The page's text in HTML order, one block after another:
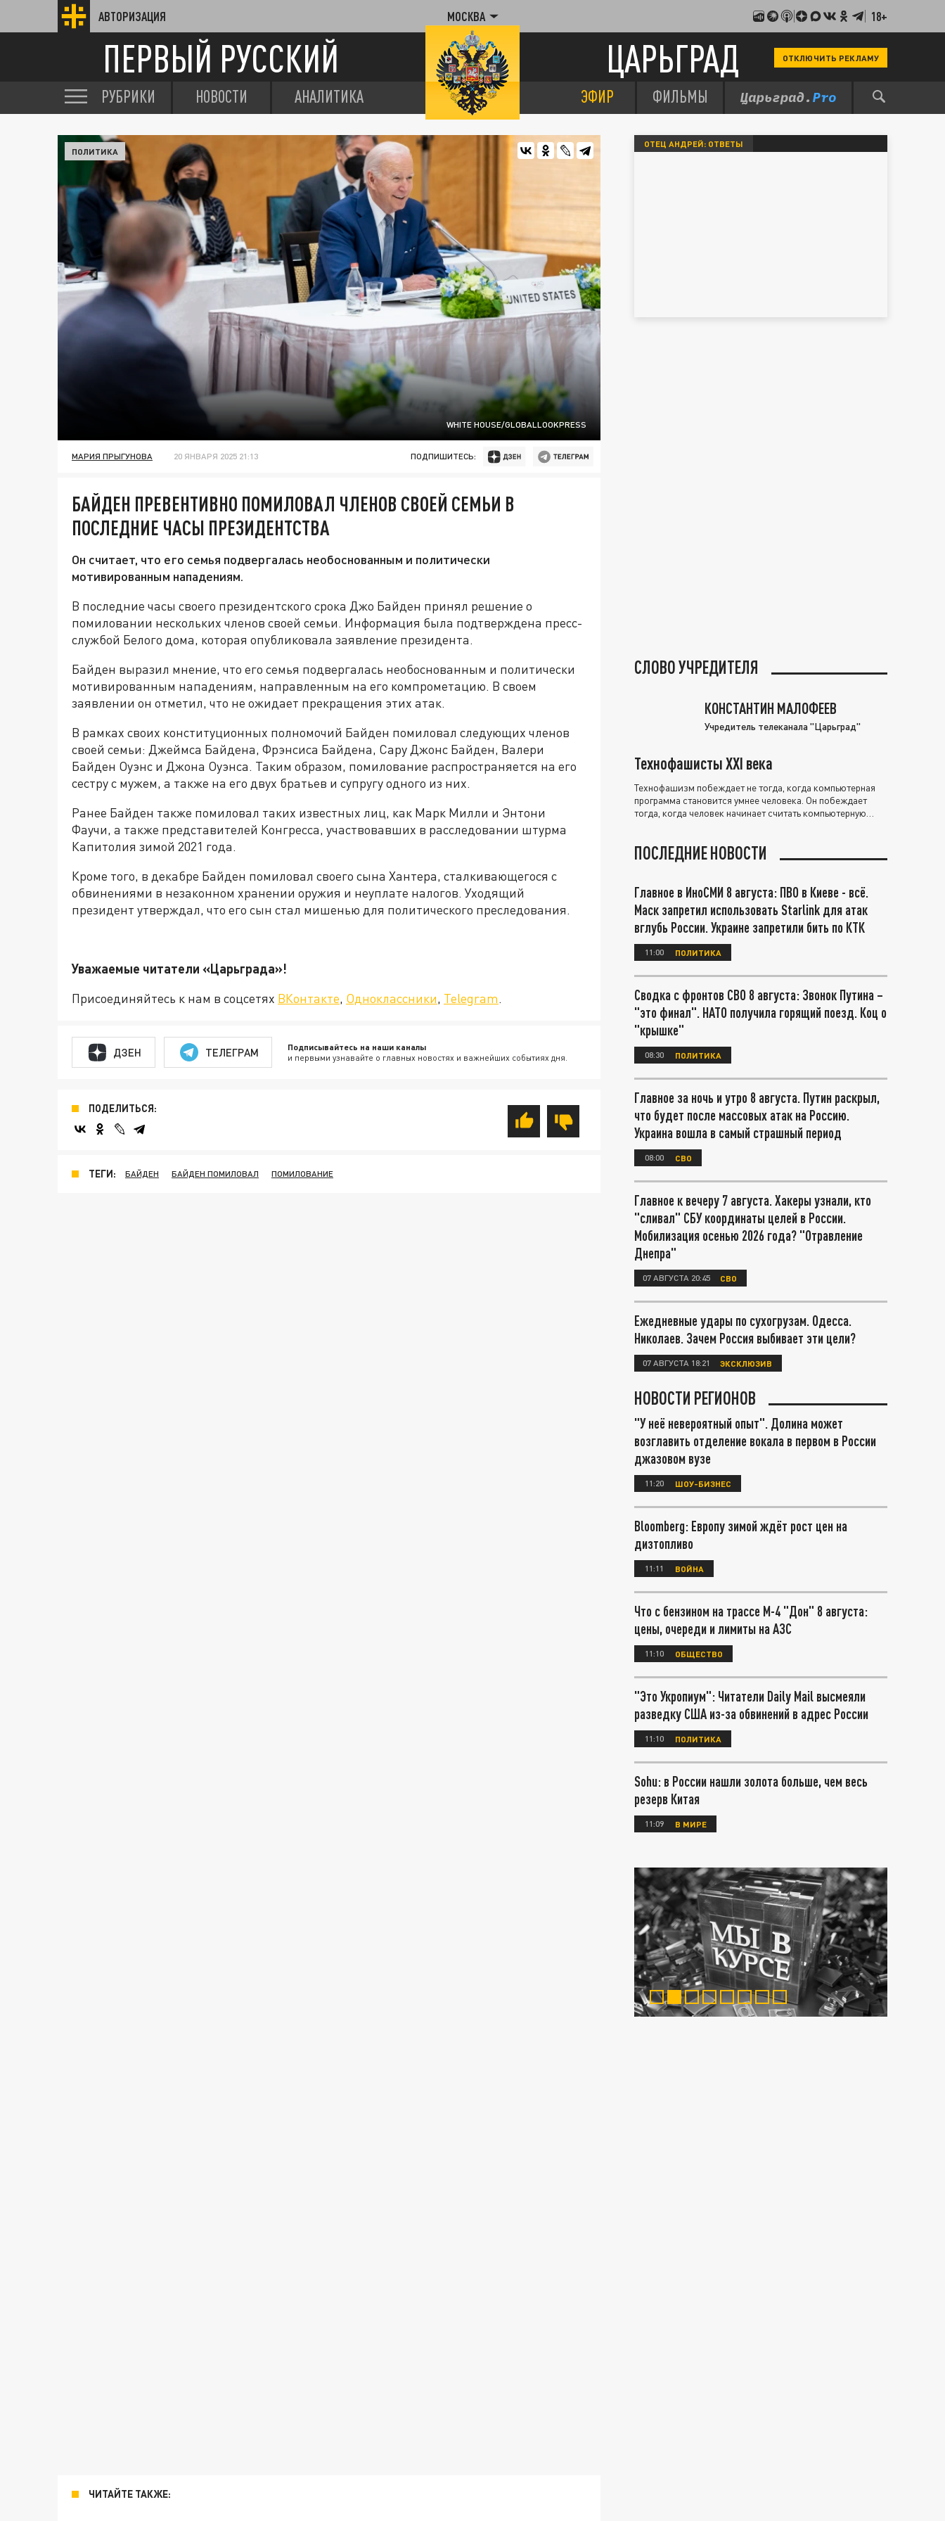
АВТОРИЗАЦИЯ МОСКВА 18+
ПЕРВЫЙ РУССКИЙ ЦАРЬГРАД ОТКЛЮЧИТЬ РЕКЛАМУ
РУБРИКИ НОВОСТИ АНАЛИТИКА ЭФИР ФИЛЬМЫ
WHITE HOUSE/GLOBALLOOKPRESS
ПОЛИТИКА
МАРИЯ ПРЫГУНОВА 20 ЯНВАРЯ 2025 21:13 ПОДПИШИТЕСЬ:
БАЙДЕН ПРЕВЕНТИВНО ПОМИЛОВАЛ ЧЛЕНОВ СВОЕЙ СЕМЬИ В
ПОСЛЕДНИЕ ЧАСЫ ПРЕЗИДЕНТСТВА
Он считает, что его семья подвергалась необоснованным и политически
мотивированным нападениям.
В последние часы своего президентского срока Джо Байден принял решение о
помиловании нескольких членов своей семьи. Информация была подтверждена пресс-
службой Белого дома, которая опубликовала заявление президента.
Байден выразил мнение, что его семья подвергалась необоснованным и политически
мотивированным нападениям, направленным на его компрометацию. В своем
заявлении он отметил, что не ожидает прекращения этих атак.
В рамках своих конституционных полномочий Байден помиловал следующих членов
своей семьи: Джеймса Байдена, Фрэнсиса Байдена, Сару Джонс Байден, Валери
Байден Оуэнс и Джона Оуэнса. Таким образом, помилование распространяется на его
сестру с мужем, а также на его двух братьев и супругу одного из них.
Ранее Байден также помиловал таких известных лиц, как Марк Милли и Энтони
Фаучи, а также представителей Конгресса, участвовавших в расследовании штурма
Капитолия зимой 2021 года.
Кроме того, в декабре Байден помиловал своего сына Хантера, сталкивающегося с
обвинениями в незаконном хранении оружия и неуплате налогов. Уходящий
президент утверждал, что его сын стал мишенью для политического преследования.
Уважаемые читатели «Царьграда»!
Присоединяйтесь к нам в соцсетях ВКонтакте, Одноклассники, Telegram.
ДЗЕН ТЕЛЕГРАМ Подписывайтесь на наши каналы
и первыми узнавайте о главных новостях и важнейших событиях дня.
ПОДЕЛИТЬСЯ:
ТЕГИ: БАЙДЕН БАЙДЕН ПОМИЛОВАЛ ПОМИЛОВАНИЕ
ЧИТАЙТЕ ТАКЖЕ:
ОТЕЦ АНДРЕЙ: ОТВЕТЫ
СЛОВО УЧРЕДИТЕЛЯ
КОНСТАНТИН МАЛОФЕЕВ
Учредитель телеканала "Царьград"
Технофашисты XXI века
Технофашизм побеждает не тогда, когда компьютерная
программа становится умнее человека. Он побеждает
тогда, когда человек начинает считать компьютерную
ПОСЛЕДНИЕ НОВОСТИ
Главное в ИноСМИ 8 августа: ПВО в Киеве - всё.
Маск запретил использовать Starlink для атак
вглубь России. Украине запретили бить по КТК
11:00 ПОЛИТИКА
Сводка с фронтов СВО 8 августа: Звонок Путина –
"это финал". НАТО получила горящий поезд. Коц о
"крышке"
08:30 ПОЛИТИКА
Главное за ночь и утро 8 августа. Путин раскрыл,
что будет после массовых атак на Россию.
Украина вошла в самый страшный период
08:00 СВО
Главное к вечеру 7 августа. Хакеры узнали, кто
"сливал" СБУ координаты целей в России.
Мобилизация осенью 2026 года? "Отравление
Днепра"
07 АВГУСТА 20:45 СВО
Ежедневные удары по сухогрузам. Одесса.
Николаев. Зачем Россия выбивает эти цели?
07 АВГУСТА 18:21 ЭКСКЛЮЗИВ
НОВОСТИ РЕГИОНОВ
"У неё невероятный опыт". Долина может
возглавить отделение вокала в первом в России
джазовом вузе
11:20 ШОУ-БИЗНЕС
Bloomberg: Европу зимой ждёт рост цен на
дизтопливо
11:11 ВОЙНА
Что с бензином на трассе М-4 "Дон" 8 августа:
цены, очереди и лимиты на АЗС
11:10 ОБЩЕСТВО
"Это Укропиум": Читатели Daily Mail высмеяли
разведку США из-за обвинений в адрес России
11:10 ПОЛИТИКА
Sohu: в России нашли золота больше, чем весь
резерв Китая
11:09 В МИРЕ